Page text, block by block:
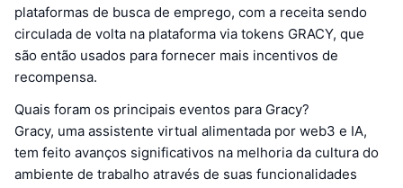
plataformas de busca de emprego, com a receita sendo
circulada de volta na plataforma via tokens GRACY, que
são então usados para fornecer mais incentivos de
recompensa.
Quais foram os principais eventos para Gracy?
Gracy, uma assistente virtual alimentada por web3 e IA,
tem feito avanços significativos na melhoria da cultura do
ambiente de trabalho através de suas funcionalidades